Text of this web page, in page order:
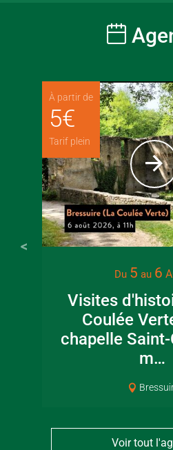
À partir de
5€
Tarif plein
Du 5 au 6
Visites
Coulée
chapelle
m…
Voir tout